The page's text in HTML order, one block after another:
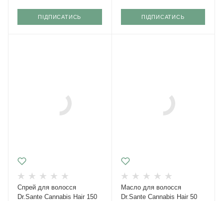
ПІДПИСАТИСЬ ПІДПИСАТИСЬ
Спрей для волосся
Dr.Sante Cannabis Hair 150
Масло для волосся
Dr.Sante Cannabis Hair 50